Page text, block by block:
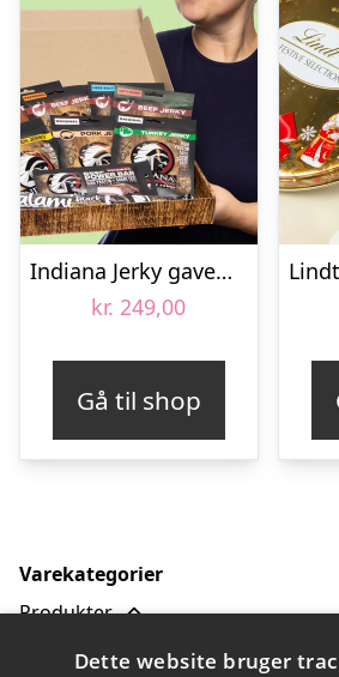
Indiana Jerky gaveæske
kr. 249,00
Gå til shop
Varekategorier
Produkter
Amerikansk slik
Dette website bruger